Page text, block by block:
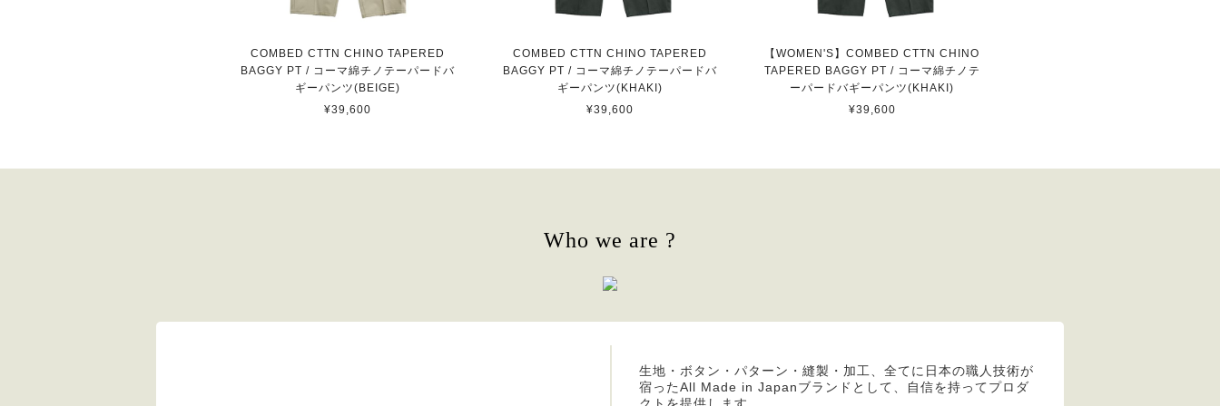
COMBED CTTN CHINO TAPERED
BAGGY PT / コーマ綿チノテーパードバ
ギーパンツ(BEIGE)
¥39,600
COMBED CTTN CHINO TAPERED
BAGGY PT / コーマ綿チノテーパードバ
ギーパンツ(KHAKI)
¥39,600
【WOMEN'S】COMBED CTTN CHINO
TAPERED BAGGY PT / コーマ綿チノテ
ーパードバギーパンツ(KHAKI)
¥39,600
Who we are ?
生地・ボタン・パターン・縫製・加工、全てに日本の職人技術が
宿ったAll Made in Japanブランドとして、自信を持ってプロダ